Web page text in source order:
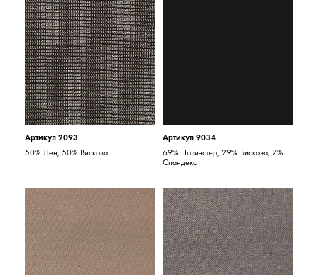
Артикул 2093
50% Лен, 50% Вискоза
Артикул 9034
69% Полиэстер, 29% Вискоза, 2%
Спандекс